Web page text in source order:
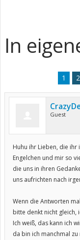
In
1 2
Guest
Huhu ihr Lieben, die ihr
Engelchen und mir so
die uns in ihren
uns aufrichten nach
Wenn die Antworten
bitte denkt nicht gleich,
Ich weiß, das kann ich
da bin ich manchmal zu